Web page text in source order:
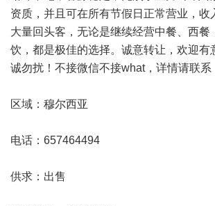
资质，并且可在所有节假日正常营业，收
大量回头客，无论是继续经营中餐、西餐
饮，都是极佳的选择。诚意转让，欢迎有
诚勿扰！不接微信不接what，详情请联
区域：穆尔西亚
电话：657464494
供求：出售